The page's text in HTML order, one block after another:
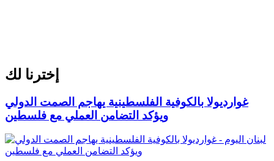
إخترنا لك
غوارديولا بالكوفية الفلسطينية يهاجم الصمت الدولي
ويؤكد التضامن العملي مع فلسطين